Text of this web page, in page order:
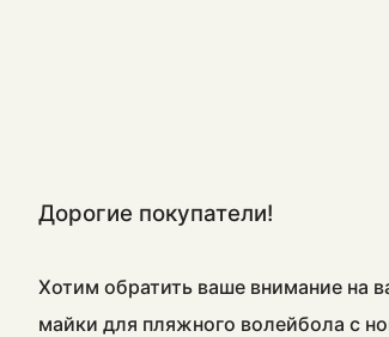
Дорогие покупатели!
Хотим обратить ваше внимание на
майки для пляжного волейбола с